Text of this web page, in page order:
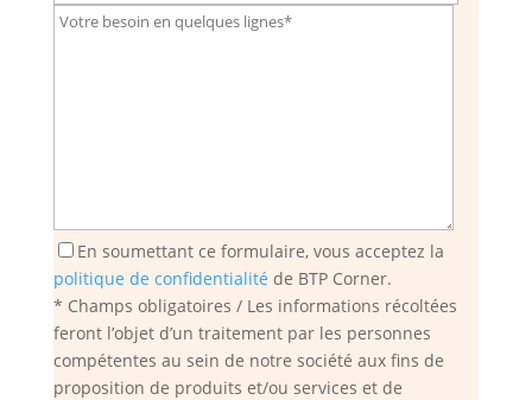
En soumettant ce formulaire, vous acceptez la
politique de confidentialité de BTP Corner.
* Champs obligatoires / Les informations récoltées
feront l’objet d’un traitement par les personnes
compétentes au sein de notre société aux fins de
proposition de produits et/ou services et de